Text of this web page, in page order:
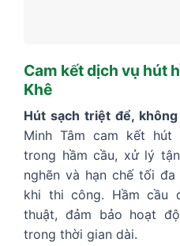
Cam kết dịch vụ hút
Khê
Hút sạch triệt để,
Minh Tâm cam kết
trong hầm cầu, xử lý
nghẽn và hạn chế tối
khi thi công. Hầm cầu
thuật, đảm bảo hoạt
trong thời gian dài.